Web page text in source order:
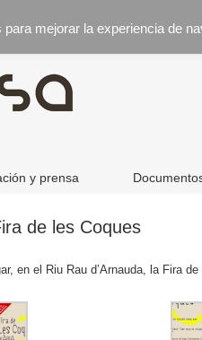
y prensa
de les Coques
en el Riu Rau d’Arnauda, la Fira
para mejorar la experiencia de